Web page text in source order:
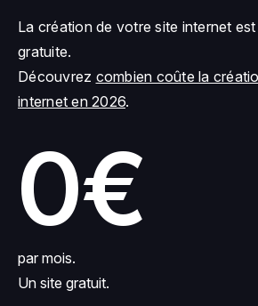
La création de votre site internet
gratuite.
Découvrez combien coûte la
internet en 2026.
0€
par mois.
Un site gratuit.